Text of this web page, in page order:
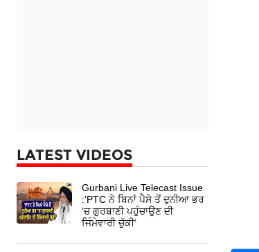
LATEST VIDEOS
Gurbani Live Telecast Issue
:'PTC ਨੇ ਬਿਨਾਂ ਪੈਸੇ ਤੋਂ ਦੁਨੀਆ ਭਰ
’ਚ ਗੁਰਬਾਣੀ ਪਹੁੰਚਾਉਣ ਦੀ
ਜਿੰਮੇਵਾਰੀ ਚੁੱਕੀ’